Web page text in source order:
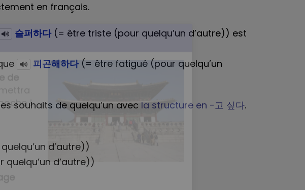
en français.
슬퍼하다(= être triste (pour quelqu’un d’autre)) est
피곤해하다(= être fatigué (pour quelqu’un
souhaits de quelqu’un avec la structure en -고 싶다.
d’autre))
d’autre))
×
de
!